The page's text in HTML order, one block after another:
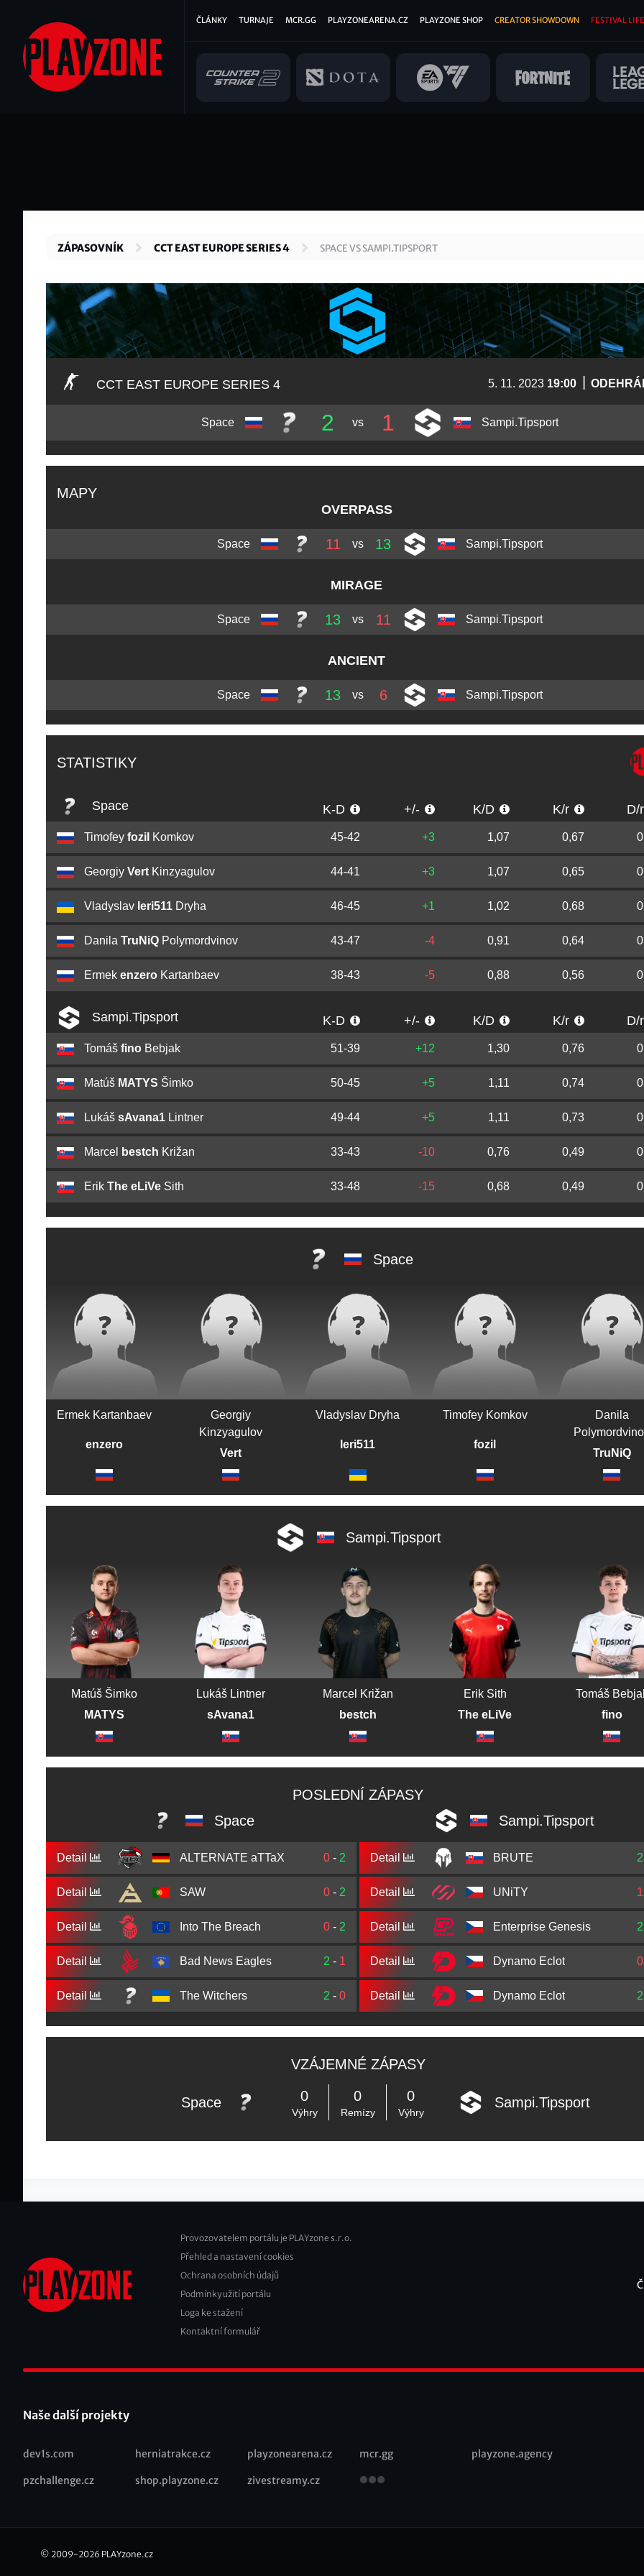
hlavnímu
obsahu
Hlavní
ČLÁNKY TURNAJE MCR.GG PLAYZONEARENA.CZ PLAYZONE SHOP CREATOR SHOWDOWN FESTIVAL
ZÁPASOVNÍK CCT EAST EUROPE SERIES 4 SPACE VS SAMPI.TIPSPORT
CCT EAST EUROPE SERIES 4 5. 11. 2023 19:00
Space 2 vs 1 Sampi.Tipsport
MAPY
OVERPASS
Space 11 vs 13 Sampi.Tipsport
MIRAGE
Space 13 vs 11 Sampi.Tipsport
ANCIENT
Space 13 vs 6 Sampi.Tipsport
STATISTIKY
Space K-D +/- K/D K/r
Timofey fozil Komkov 45-42 +3 1,07 0,67
Georgiy Vert Kinzyagulov 44-41 +3 1,07 0,65
Vladyslav leri511 Dryha 46-45 +1 1,02 0,68
Danila TruNiQ Polymordvinov 43-47 -4 0,91 0,64
Ermek enzero Kartanbaev 38-43 -5 0,88 0,56
Sampi.Tipsport K-D +/- K/D K/r
Tomáš fino Bebjak 51-39 +12 1,30 0,76
Matúš MATYS Šimko 50-45 +5 1,11 0,74
Lukáš sAvana1 Lintner 49-44 +5 1,11 0,73
Marcel bestch Križan 33-43 -10 0,76 0,49
Erik The eLiVe Sith 33-48 -15 0,68 0,49
Space
Ermek Kartanbaev
enzero
Georgiy
Kinzyagulov
Vert
Vladyslav Dryha
leri511
Timofey Komkov
fozil
Danila
TruNiQ
Sampi.Tipsport
Matúš Šimko
MATYS
Lukáš Lintner
sAvana1
Marcel Križan
bestch
Erik Sith
The eLiVe
Tomáš
fino
POSLEDNÍ ZÁPASY
Space
Sampi.Tipsport
Detail ALTERNATE aTTaX 0 - 2
Detail SAW 0 - 2
Detail Into The Breach 0 - 2
Detail Bad News Eagles 2 - 1
Detail The Witchers 2 - 0
Detail BRUTE 2
Detail UNiTY 1
Detail Enterprise Genesis 2
Detail Dynamo Eclot 0
Detail Dynamo Eclot 2
VZÁJEMNÉ ZÁPASY
Space 0
Výhry
0
Remízy
0
Výhry
Sampi.Tipsport
Footer
2
Provozovatelem portálu je PLAYzone s.r.o.
Přehled a nastavení cookies
Ochrana osobních údajů
Podmínky užití portálu
Loga ke stažení
Kontaktní formulář
Naše další projekty
Recommended
dev1s.com herniatrakce.cz playzonearena.cz mcr.gg playzone.agency
pzchallenge.cz shop.playzone.cz zivestreamy.cz
© 2009-2026 PLAYzone.cz